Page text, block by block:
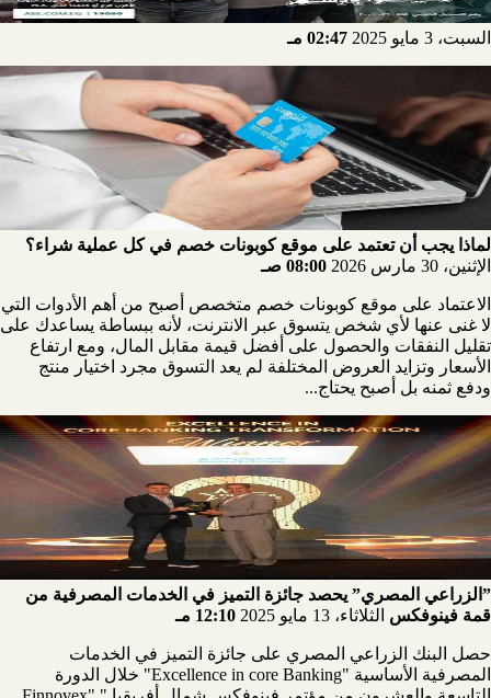
السبت، 3 مايو 2025 02:47 مـ
لماذا يجب أن تعتمد على موقع كوبونات خصم في كل عملية شراء؟
الإثنين، 30 مارس 2026
08:00 صـ
الاعتماد على موقع كوبونات خصم متخصص أصبح من أهم الأدوات التي
لا غنى عنها لأي شخص يتسوق عبر الانترنت، لأنه ببساطة يساعدك على
تقليل النفقات والحصول على أفضل قيمة مقابل المال، ومع ارتفاع
الأسعار وتزايد العروض المختلفة لم يعد التسوق مجرد اختيار منتج
ودفع ثمنه بل أصبح يحتاج...
”الزراعي المصري” يحصد جائزة التميز في الخدمات المصرفية من
قمة فينوفكس الثلاثاء، 13 مايو 2025 12:10 مـ
حصل البنك الزراعي المصري على جائزة التميز في الخدمات
المصرفية الأساسية "Excellence in core Banking" خلال الدورة